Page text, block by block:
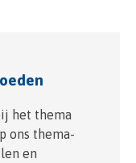
het thema
ons thema-
en